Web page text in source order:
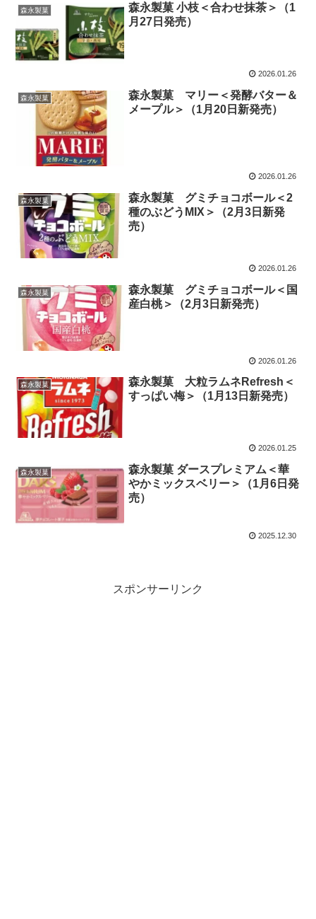
森永製菓
森永製菓 小枝＜合わせ抹茶＞（1
月27日発売）
2026.01.26
森永製菓
森永製菓 マリー＜発酵バター＆
メープル＞（1月20日新発売）
2026.01.26
森永製菓
森永製菓 グミチョコボール＜2
種のぶどうMIX＞（2月3日新発
売）
2026.01.26
森永製菓
森永製菓 グミチョコボール＜国
産白桃＞（2月3日新発売）
2026.01.26
森永製菓
森永製菓 大粒ラムネRefresh＜
すっぱい梅＞（1月13日新発売）
2026.01.25
森永製菓
森永製菓 ダースプレミアム＜華
やかミックスベリー＞（1月6日発
売）
2025.12.30
スポンサーリンク